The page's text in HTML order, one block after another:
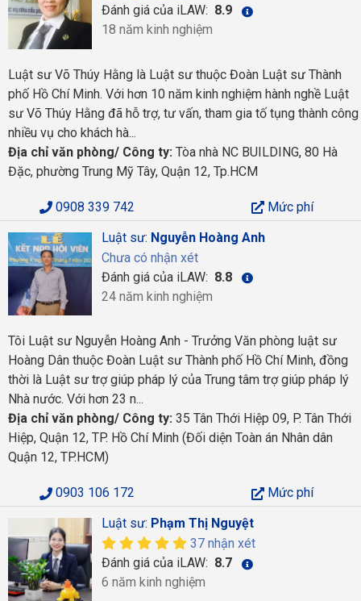
Đánh giá của iLAW: 8.9
18 năm kinh nghiệm
Luật sư Võ Thúy Hằng là Luật sư thuộc Đoàn Luật sư Thành
phố Hồ Chí Minh. Với hơn 10 năm kinh nghiệm hành nghề Luật
sư Võ Thúy Hằng đã hỗ trợ, tư vấn, tham gia tố tụng thành công
nhiều vụ cho khách hà...
Địa chỉ văn phòng/ Công ty: Tòa nhà NC BUILDING, 80 Hà
Đặc, phường Trung Mỹ Tây, Quận 12, Tp.HCM
0908 339 742
Mức phí
Luật sư: Nguyễn Hoàng Anh
Chưa có nhận xét
Đánh giá của iLAW: 8.8
24 năm kinh nghiệm
Tôi Luật sư Nguyễn Hoàng Anh - Trưởng Văn phòng luật sư
Hoàng Dân thuộc Đoàn Luật sư Thành phố Hồ Chí Minh, đồng
thời là Luật sư trợ giúp pháp lý của Trung tâm trợ giúp pháp lý
Nhà nước. Với hơn 23 n...
Địa chỉ văn phòng/ Công ty: 35 Tân Thới Hiệp 09, P. Tân Thới
Hiệp, Quận 12, TP. Hồ Chí Minh (Đối diện Toàn án Nhân dân
Quận 12, TP.HCM)
0903 106 172
Mức phí
Luật sư: Phạm Thị Nguyệt
37 nhận xét
Đánh giá của iLAW: 8.7
6 năm kinh nghiệm